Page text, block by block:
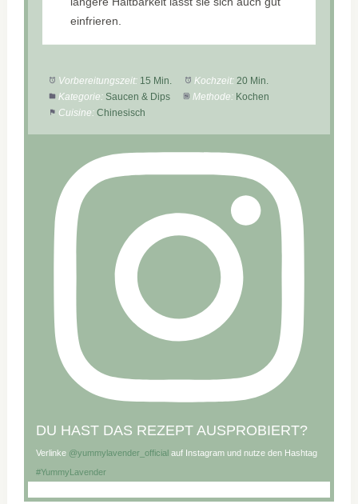
einfrieren.
Vorbereitungszeit: 15 Min. Kochzeit: 20 Min.
Kategorie: Saucen & Dips Methode: Kochen
Cuisine: Chinesisch
DU HAST DAS REZEPT AUSPROBIERT?
Verlinke @yummylavender_official auf Instagram und nutze den Hashtag
#YummyLavender